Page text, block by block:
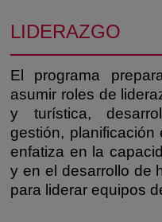
LIDERAZGO
El programa
asumir roles de
y turística,
gestión, planificación
enfatiza en la
y en el desarrollo de
para liderar equipos